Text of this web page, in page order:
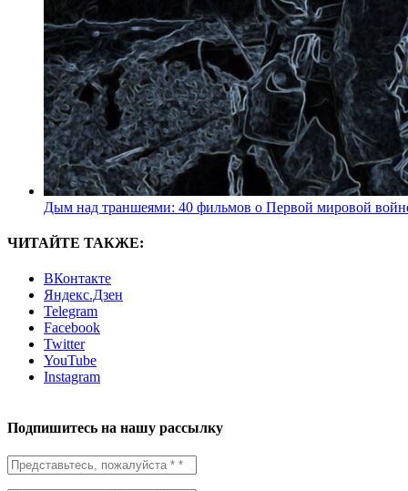
Дым над траншеями: 40 фильмов о Первой мировой
ЧИТАЙТЕ ТАКЖЕ:
ВКонтакте
Яндекс.Дзен
Telegram
Facebook
Twitter
YouTube
Instagram
Подпишитесь на нашу рассылку